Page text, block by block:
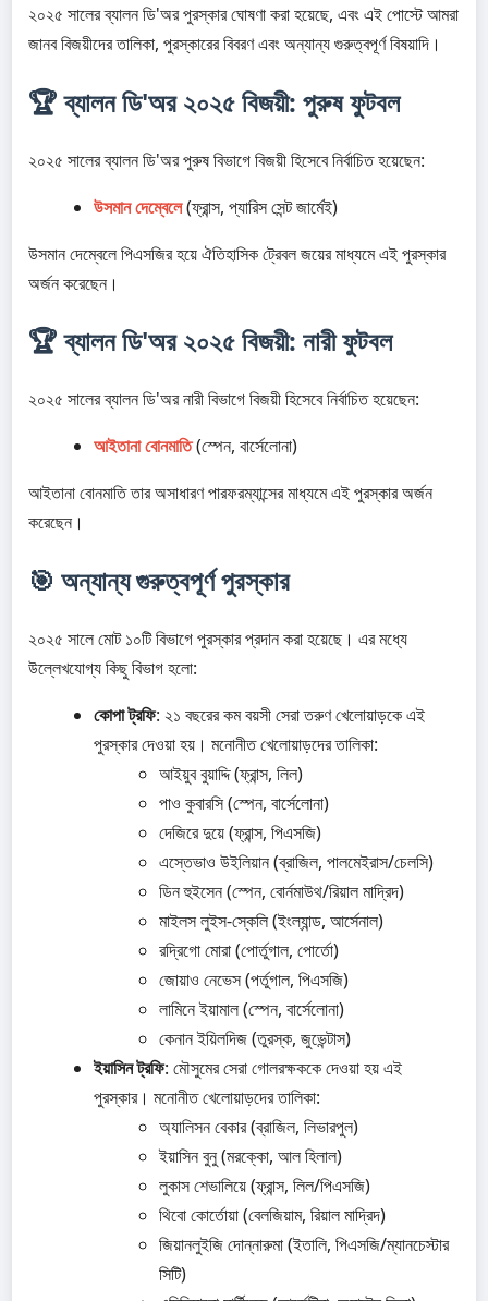
২০২৫ সালের ব্যালন ডি'অর পুরস্কার ঘোষণা করা হয়েছে, এবং এই পোস্টে আমরা
জানব বিজয়ীদের তালিকা, পুরস্কারের বিবরণ এবং অন্যান্য গুরুত্বপূর্ণ বিষয়াদি।
🏆 ব্যালন ডি'অর ২০২৫ বিজয়ী: পুরুষ ফুটবল
২০২৫ সালের ব্যালন ডি'অর পুরুষ বিভাগে বিজয়ী হিসেবে নির্বাচিত হয়েছেন:
উসমান দেম্বেলে(ফ্রান্স, প্যারিস সেন্ট জার্মেই)
উসমান দেম্বেলে পিএসজির হয়ে ঐতিহাসিক ট্রেবল জয়ের মাধ্যমে এই পুরস্কার
অর্জন করেছেন।
🏆 ব্যালন ডি'অর ২০২৫ বিজয়ী: নারী ফুটবল
২০২৫ সালের ব্যালন ডি'অর নারী বিভাগে বিজয়ী হিসেবে নির্বাচিত হয়েছেন:
আইতানা বোনমাতি(স্পেন, বার্সেলোনা)
আইতানা বোনমাতি তার অসাধারণ পারফরম্যান্সের মাধ্যমে এই পুরস্কার অর্জন
করেছেন।
🎯 অন্যান্য গুরুত্বপূর্ণ পুরস্কার
২০২৫ সালে মোট ১০টি বিভাগে পুরস্কার প্রদান করা হয়েছে। এর মধ্যে
উল্লেখযোগ্য কিছু বিভাগ হলো:
কোপা ট্রফি: ২১ বছরের কম বয়সী সেরা তরুণ খেলোয়াড়কে এই
পুরস্কার দেওয়া হয়। মনোনীত খেলোয়াড়দের তালিকা:
আইয়ুব বুয়াদ্দি (ফ্রান্স, লিল)
পাও কুবারসি (স্পেন, বার্সেলোনা)
দেজিরে দুয়ে (ফ্রান্স, পিএসজি)
এস্তেভাও উইলিয়ান (ব্রাজিল, পালমেইরাস/চেলসি)
ডিন হুইসেন (স্পেন, বোর্নমাউথ/রিয়াল মাদ্রিদ)
মাইলস লুইস-স্কেলি (ইংল্যান্ড, আর্সেনাল)
রদ্রিগো মোরা (পোর্তুগাল, পোর্তো)
জোয়াও নেভেস (পর্তুগাল, পিএসজি)
লামিনে ইয়ামাল (স্পেন, বার্সেলোনা)
কেনান ইয়িলদিজ (তুরস্ক, জুভেন্টাস)
ইয়াসিন ট্রফি: মৌসুমের সেরা গোলরক্ষককে দেওয়া হয় এই
পুরস্কার। মনোনীত খেলোয়াড়দের তালিকা:
অ্যালিসন বেকার (ব্রাজিল, লিভারপুল)
ইয়াসিন বুনু (মরক্কো, আল হিলাল)
লুকাস শেভালিয়ে (ফ্রান্স, লিল/পিএসজি)
থিবো কোর্তোয়া (বেলজিয়াম, রিয়াল মাদ্রিদ)
জিয়ানলুইজি দোন্নারুমা (ইতালি, পিএসজি/ম্যানচেস্টার
সিটি)